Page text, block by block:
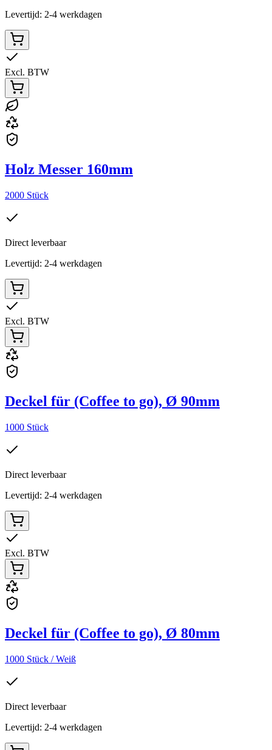
Levertijd: 2-4 werkdagen
Excl. BTW
Holz Messer 160mm
2000 Stück
Direct leverbaar
Levertijd: 2-4 werkdagen
Excl. BTW
Deckel für (Coffee to go), Ø 90mm
1000 Stück
Direct leverbaar
Levertijd: 2-4 werkdagen
Excl. BTW
Deckel für (Coffee to go), Ø 80mm
1000 Stück / Weiß
Direct leverbaar
Levertijd: 2-4 werkdagen